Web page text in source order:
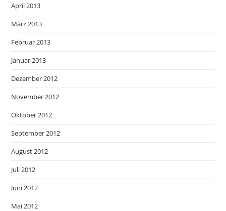
April 2013
März 2013
Februar 2013
Januar 2013
Dezember 2012
November 2012
Oktober 2012
September 2012
August 2012
Juli 2012
Juni 2012
Mai 2012